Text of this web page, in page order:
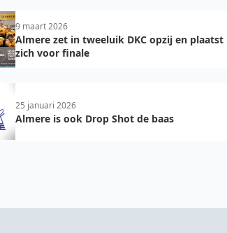
9 maart 2026
Almere zet in tweeluik DKC opzij en plaatst
zich voor finale
25 januari 2026
Almere is ook Drop Shot de baas